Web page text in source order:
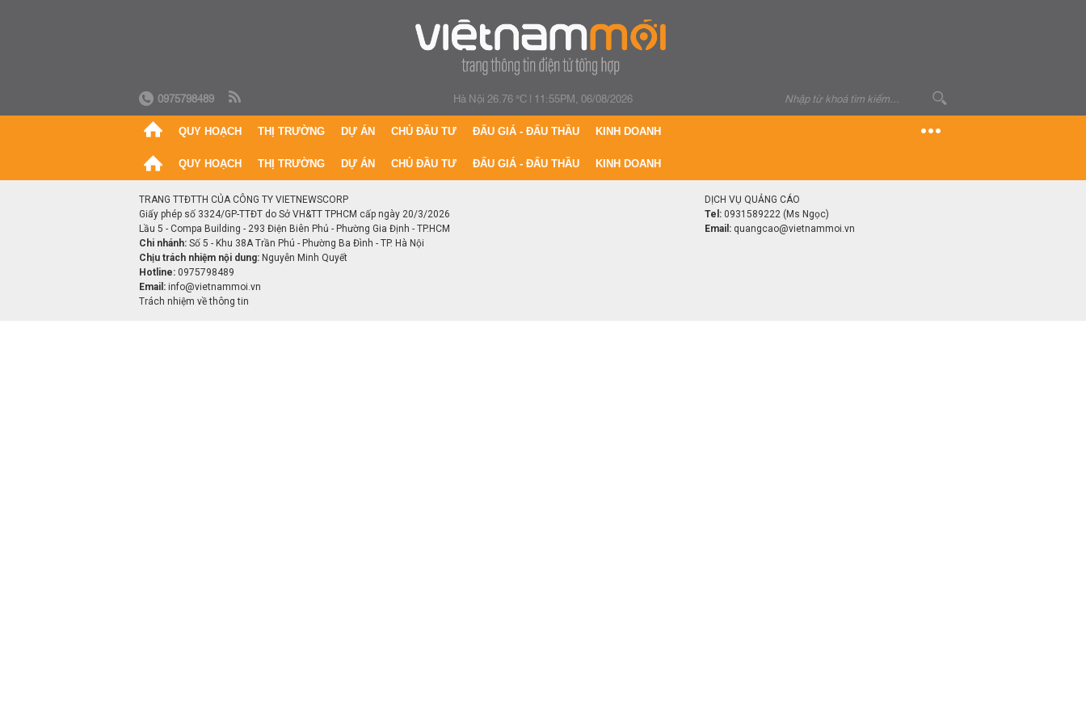
0975798489 Hà Nội 26.76 °C| 11:55PM, 06/08/2026
QUY HOẠCH THỊ TRƯỜNG DỰ ÁN CHỦ ĐẦU TƯ ĐẤU GIÁ - ĐẤU THẦU KINH DOANH
QUY HOẠCH THỊ TRƯỜNG DỰ ÁN CHỦ ĐẦU TƯ ĐẤU GIÁ - ĐẤU THẦU KINH DOANH
TRANG TTĐTTH CỦA CÔNG TY VIETNEWSCORP
Giấy phép số 3324/GP-TTĐT do Sở VH&TT TPHCM cấp ngày 20/3/2026
Lầu 5 - Compa Building - 293 Điện Biên Phủ - Phường Gia Định - TP.HCM
Chi nhánh: Số 5 - Khu 38A Trần Phú - Phường Ba Đình - TP. Hà Nội
Chịu trách nhiệm nội dung: Nguyễn Minh Quyết
Hotline: 0975798489
Email: info@vietnammoi.vn
Trách nhiệm về thông tin
DỊCH VỤ QUẢNG CÁO
Tel: 0931589222 (Ms Ngọc)
Email: quangcao@vietnammoi.vn